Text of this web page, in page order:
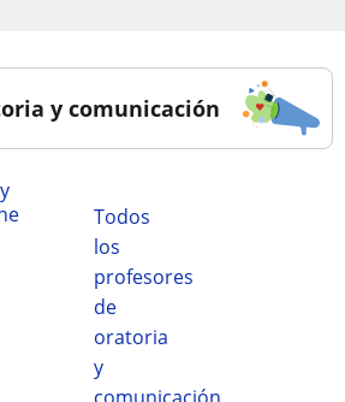
y comunicación
Todos
los
profesores
de
oratoria
y